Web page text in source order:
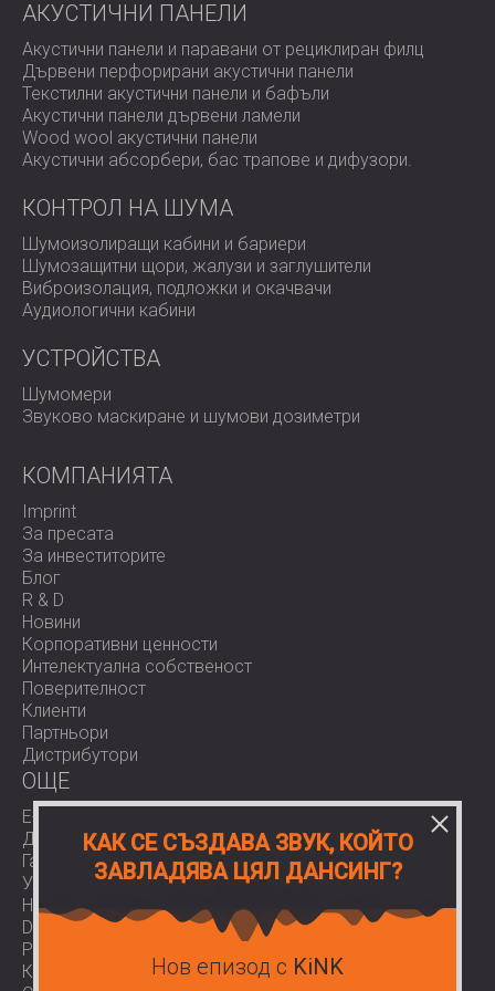
регулаторните стандарти, но и за осигуряване на
безопасността и комфорта на работниците. Високите
нива на шум могат да доведат до увреждане на слуха
и намалена производителност. Акустичните кабини,
като тази, инсталирана в този проект, осигуряват
специално решение, което балансира оперативната
ефективност с намаляването на шума. Компаниите
акустичното представяне чрез интегриране на функции
наблюдение.
Ако вашият бизнес е изправен пред
условия, ние сме готови да проектираме
нужди.Свържете се с нас,
да помогнем за намаляване на шума и подобряване
АКУСТИЧНИ ПАНЕЛИ
Акустични панели и паравани от рециклиран филц
Дървени перфорирани акустични панели
Текстилни акустични панели и бафъли
Акустични панели дървени ламели
Wood wool акустични панели
Акустични абсорбери, бас трапове и дифузoри.
КОНТРОЛ НА ШУМА
Шумоизолиращи кабини и бариери
Шумозащитни щори, жалузи и заглушители
Виброизолация, подложки и окачвачи
Аудиологични кабини
УСТРОЙСТВА
Шумомери
Звуково маскиране и шумови дозиметри
КОМПАНИЯТА
Imprint
За пресата
За инвеститорите
Блог
R & D
Новини
Корпоративни ценности
Интелектуална собственост
Поверителност
Клиенти
Партньори
Дистрибутори
OЩЕ
E-Shop
Доставки
Гаранции
Условия за ползване
Нормативи
Download area
Работа при нас
Контакти
КАК СЕ СЪЗДАВА ЗВУК, КОЙТО
ЗАВЛАДЯВА ЦЯЛ ДАНСИНГ?
Нов епизод с KiNK